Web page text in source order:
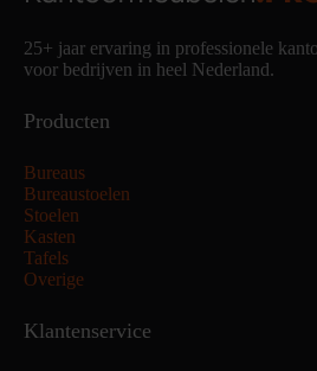
25+ jaar ervaring in professionele
voor bedrijven in heel Nederland.
Producten
Bureaus
Bureaustoelen
Stoelen
Kasten
Tafels
Overige
Klantenservice